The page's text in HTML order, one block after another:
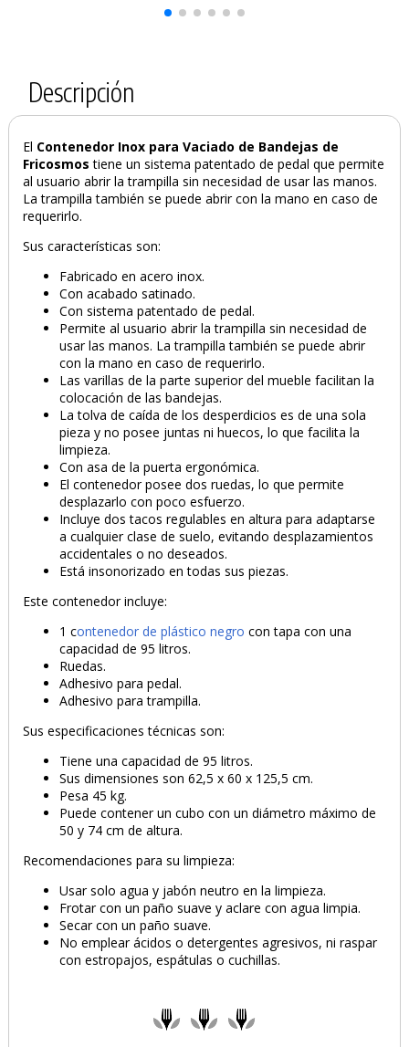
PRODUCTO AÑADIDO AL CARRITO
Descripción
El Contenedor Inox para Vaciado de Bandejas de
Fricosmos tiene un sistema patentado de pedal que permite
al usuario abrir la trampilla sin necesidad de usar las manos.
La trampilla también se puede abrir con la mano en caso de
requerirlo.
Sus características son:
Fabricado en acero inox.
Con acabado satinado.
Con sistema patentado de pedal.
Permite al usuario abrir la trampilla sin necesidad de
usar las manos. La trampilla también se puede abrir
con la mano en caso de requerirlo.
Las varillas de la parte superior del mueble facilitan la
colocación de las bandejas.
La tolva de caída de los desperdicios es de una sola
pieza y no posee juntas ni huecos, lo que facilita la
limpieza.
Con asa de la puerta ergonómica.
El contenedor posee dos ruedas, lo que permite
desplazarlo con poco esfuerzo.
Incluye dos tacos regulables en altura para adaptarse
a cualquier clase de suelo, evitando desplazamientos
accidentales o no deseados.
Está insonorizado en todas sus piezas.
Este contenedor incluye:
1 contenedor de plástico negro con tapa con una
capacidad de 95 litros.
Ruedas.
Adhesivo para pedal.
Adhesivo para trampilla.
Sus especificaciones técnicas son:
Tiene una capacidad de 95 litros.
Sus dimensiones son 62,5 x 60 x 125,5 cm.
Pesa 45 kg.
Puede contener un cubo con un diámetro máximo de
50 y 74 cm de altura.
Recomendaciones para su limpieza:
Usar solo agua y jabón neutro en la limpieza.
Frotar con un paño suave y aclare con agua limpia.
Secar con un paño suave.
No emplear ácidos o detergentes agresivos, ni raspar
con estropajos, espátulas o cuchillas.